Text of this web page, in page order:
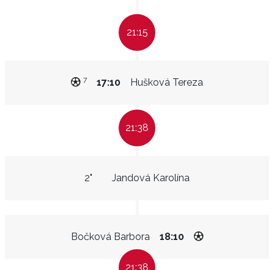
21:15
Hušková Tereza
17:10
7
21:38
Jandová Karolína
2"
Bočková Barbora 18:10
21:38